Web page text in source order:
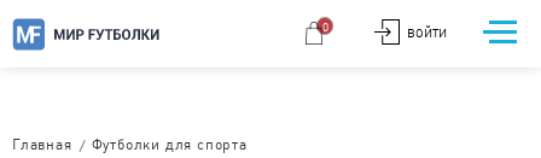
ВОЙТИ
0
Главная / Футболки для спорта